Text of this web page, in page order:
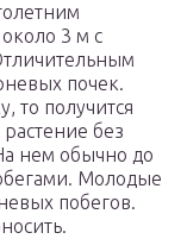
3 м с
почек.
то получится
без
нем обычно до
Молодые
побегов.